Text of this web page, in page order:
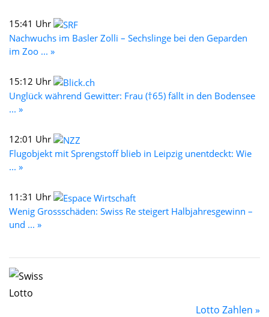
15:41 Uhr
Nachwuchs im Basler Zolli – Sechslinge bei den Geparden
im Zoo ... »
15:12 Uhr
Unglück während Gewitter: Frau (†65) fällt in den Bodensee
... »
12:01 Uhr
Flugobjekt mit Sprengstoff blieb in Leipzig unentdeckt: Wie
... »
11:31 Uhr
Wenig Grossschäden: Swiss Re steigert Halbjahresgewinn –
und ... »
Lotto Zahlen »